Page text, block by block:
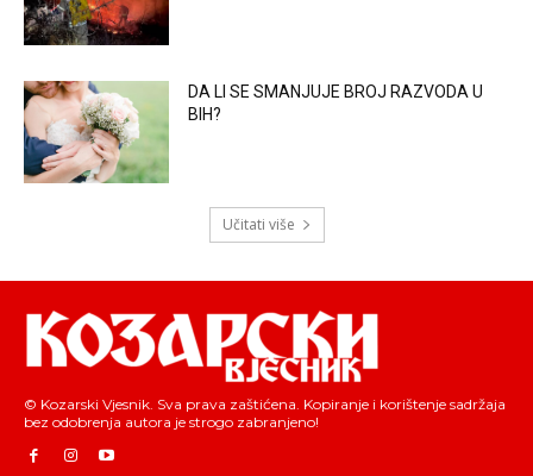
DA LI SE SMANJUJE BROJ RAZVODA U
BIH?
Učitati više
© Kozarski Vjesnik. Sva prava zaštićena. Kopiranje i korištenje sadržaja
bez odobrenja autora je strogo zabranjeno!